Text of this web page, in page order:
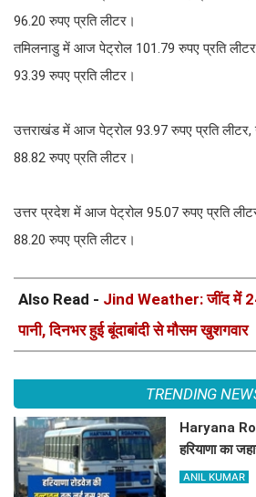
96.20 रुपए प्रति लीटर।
तमिलनाडु में आज पेट्रोल 101.79 रुपए प्रति
93.39 रुपए प्रति लीटर।
उत्तराखंड में आज पेट्रोल 93.97 रुपए प्रति
88.82 रुपए प्रति लीटर।
उत्तर प्रदेश में आज पेट्रोल 95.07 रुपए प्रति
88.20 रुपए प्रति लीटर।
Also Read - Jind Weather: जींद में
पानी, दिनभर हुई बूंदाबांदी से मौसम खुशगवार
TRENDING
Haryana
हरियाणा का
दौड़ेगा, मथुरा
ANIL KUMAR